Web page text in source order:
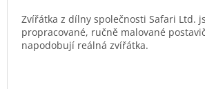
Zvířátka z dílny společnosti Safari Ltd.
propracované, ručně malované
napodobují reálná zvířátka.